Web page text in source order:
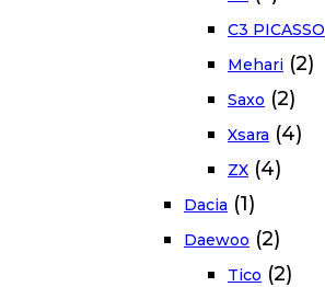
C3 PICASSO
Mehari (2)
Saxo (2)
Xsara (4)
ZX (4)
Dacia (1)
Daewoo (2)
Tico (2)